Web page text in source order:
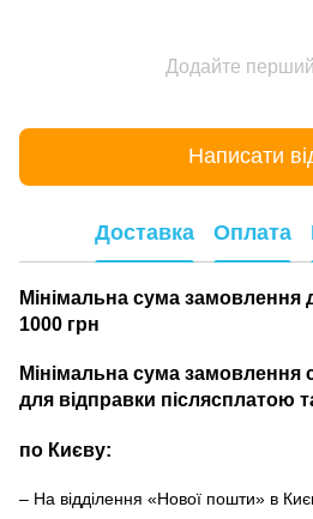
Додайте перший
Написати
Доставка Оплата
Мінімальна сума замовлення
1000 грн
Мінімальна сума замовлення
для відправки післясплатою
по Києву:
– На відділення «Нової пошти» в